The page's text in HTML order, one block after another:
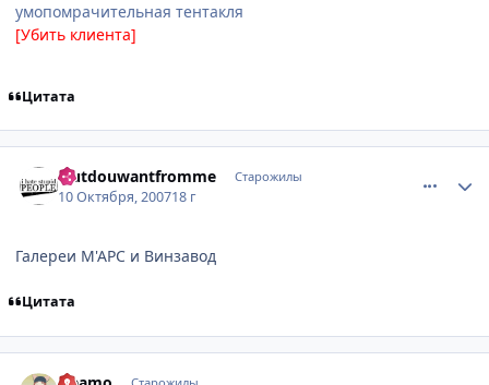
умопомрачительная тентакля
[Убить клиента]
Цитата
wutdouwantfromme Старожилы
10 Октября, 200718 г
Галереи М'АРС и Винзавод
Цитата